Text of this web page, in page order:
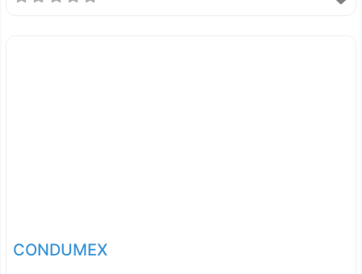
CONDUMEX